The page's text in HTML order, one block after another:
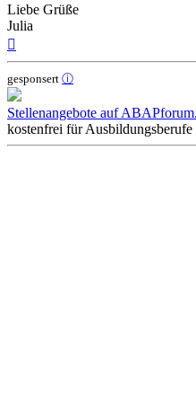
Liebe Grüße
Julia
gesponsert ⓘ
Stellenangebote auf
kostenfrei für Ausbildungsberufe